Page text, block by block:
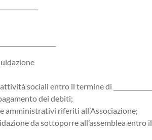
sociali entro il termine di
dei debiti;
amministrativi riferiti all’Associazione;
da sottoporre all’assemblea entro